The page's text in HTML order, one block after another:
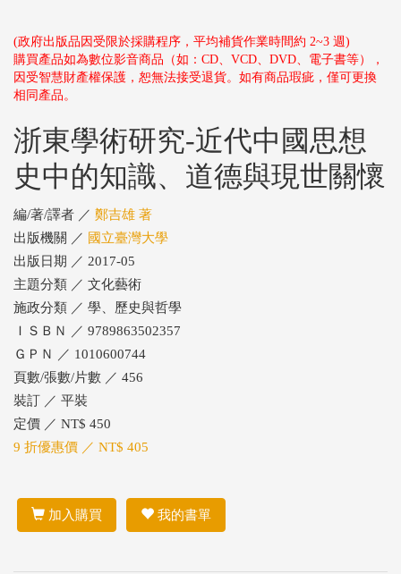
(政府出版品因受限於採購程序，平均補貨作業時間約 2~3 週)
購買產品如為數位影音商品（如：CD、VCD、DVD、電子書等），
因受智慧財產權保護，恕無法接受退貨。如有商品瑕疵，僅可更換
相同產品。
浙東學術研究-近代中國思想
史中的知識、道德與現世關懷
編/著/譯者 ／ 鄭吉雄 著
出版機關 ／ 國立臺灣大學
出版日期 ／ 2017-05
主題分類 ／ 文化藝術
施政分類 ／ 學、歷史與哲學
ＩＳＢＮ ／ 9789863502357
ＧＰＮ ／ 1010600744
頁數/張數/片數 ／ 456
裝訂 ／ 平裝
定價 ／ NT$ 450
9 折優惠價 ／ NT$ 405
加入購買 我的書單